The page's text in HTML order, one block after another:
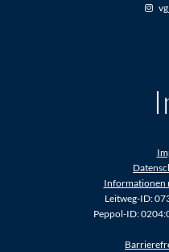
Informationen
Leitweg-ID:
Peppol-ID: